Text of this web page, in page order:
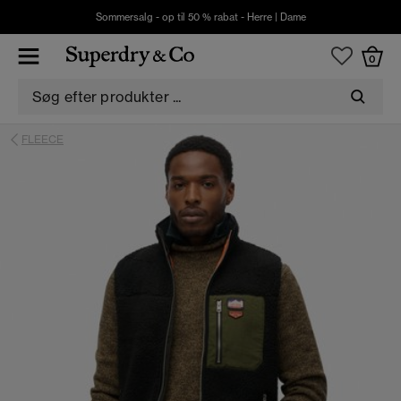
Sommersalg - op til 50 % rabat - Herre| Dame
0
FLEECE